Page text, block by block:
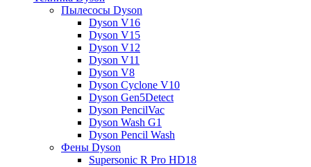
Пылесосы Dyson
Dyson V16
Dyson V15
Dyson V12
Dyson V11
Dyson V8
Dyson Cyclone V10
Dyson Gen5Detect
Dyson PencilVac
Dyson Wash G1
Dyson Pencil Wash
Фены Dyson
Supersonic R Pro HD18